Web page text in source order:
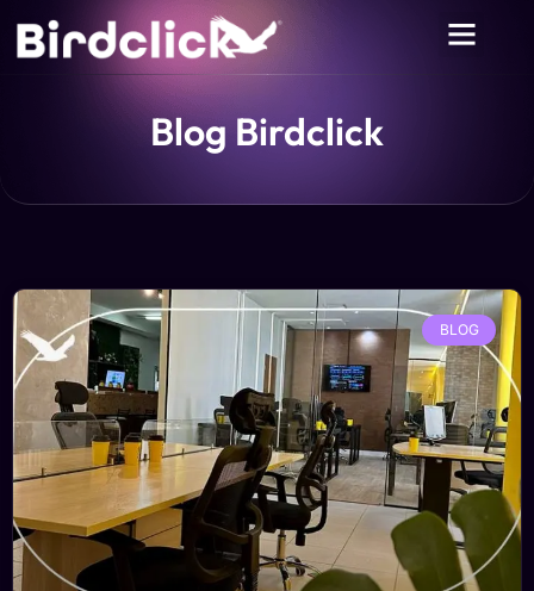
Blog Birdclick
BLOG